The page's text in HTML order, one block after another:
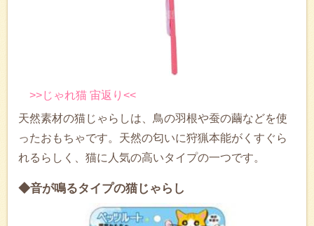
>>じゃれ猫 宙返り<<
天然素材の猫じゃらしは、鳥の羽根や蚕の繭などを使
ったおもちゃです。天然の匂いに狩猟本能がくすぐら
れるらしく、猫に人気の高いタイプの一つです。
◆音が鳴るタイプの猫じゃらし